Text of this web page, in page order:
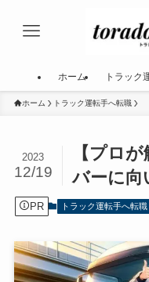
ホーム トラック
ホーム トラック運転手へ転職
【プロ
バーに向
2023
12/19
PR トラック運転手へ転職